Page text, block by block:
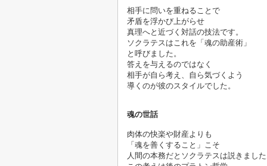
相手に問いを重ねることで
矛盾を浮かび上がらせ
真理へと近づく対話の技法です。
ソクラテスはこれを「魂の助産術」
と呼びました。
答えを与えるのではなく
相手が自ら考え、自ら気づくよう
魂の世話
肉体の快楽や財産よりも
「魂を善くすること」こそ
人間の本務だとソクラテスは説きました